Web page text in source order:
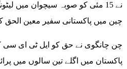
نے 15 مئی کو صوبہ سیچوان میں
چین میں پاکستانی سفیر معین الحق
چن چانگوی نے حق کو ایل ٹی ای سی
پاکستان میں اگلے تین سالوں میں